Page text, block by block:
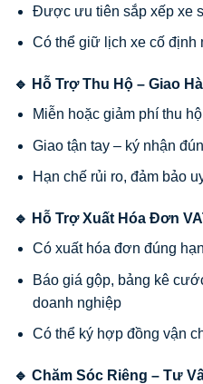
Được ưu tiên sắp xếp xe
Có thể giữ lịch xe cố định
🔹 Hỗ Trợ Thu Hộ – Giao
Miễn hoặc giảm phí thu
Giao tận tay – ký nhận
Hạn chế rủi ro, đảm bảo
🔹 Hỗ Trợ Xuất Hóa Đơn
Có xuất hóa đơn đúng
Báo giá gộp, bảng kê
doanh nghiệp
Có thể ký hợp đồng vận
🔹 Chăm Sóc Riêng – Tư